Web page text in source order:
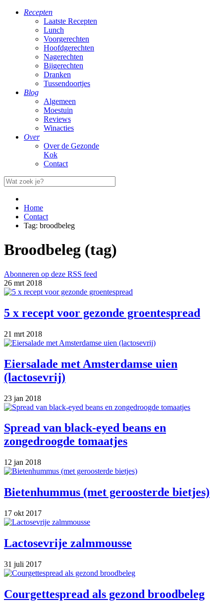
Recepten
Laatste Recepten
Lunch
Voorgerechten
Hoofdgerechten
Nagerechten
Bijgerechten
Dranken
Tussendoortjes
Blog
Algemeen
Moestuin
Reviews
Winacties
Over
Over de Gezonde
Kok
Contact
Home
Contact
Tag: broodbeleg
Broodbeleg (tag)
Abonneren op deze RSS feed
26 mrt 2018
5 x recept voor gezonde groentespread
21 mrt 2018
Eiersalade met Amsterdamse uien
(lactosevrij)
23 jan 2018
Spread van black-eyed beans en
zongedroogde tomaatjes
12 jan 2018
Bietenhummus (met geroosterde bietjes)
17 okt 2017
Lactosevrije zalmmousse
31 juli 2017
Courgettespread als gezond broodbeleg